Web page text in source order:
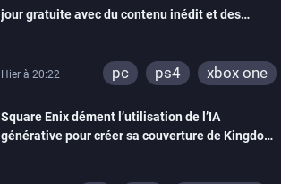
nintendo 64
jour gratuite avec du contenu inédit et des
Hier à 20:22 pc ps4 xbox one
Square Enix dément l’utilisation de l’IA
générative pour créer sa couverture de Kingdom